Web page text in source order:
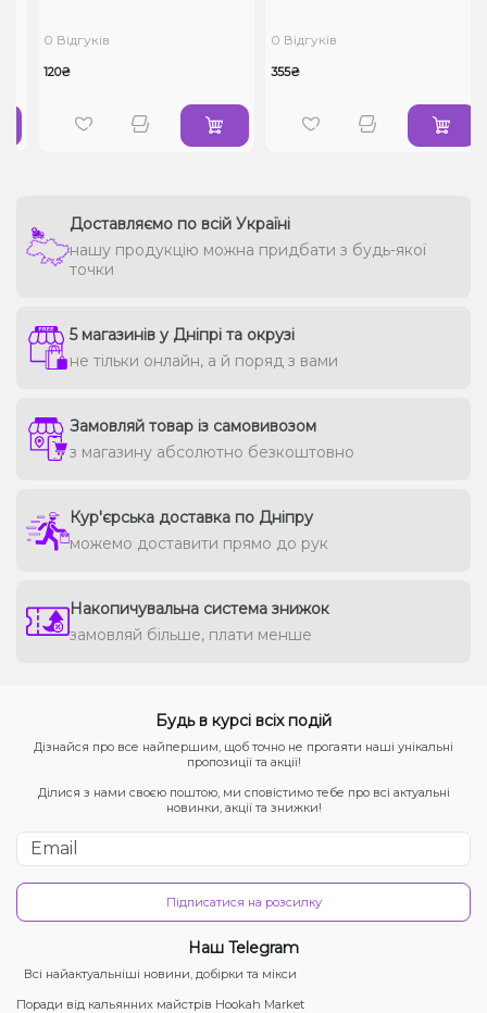
0 Відгуків
120₴
0 Відгуків
355₴
Доставляємо по всій Україні
нашу продукцію можна придбати з будь-якої
точки
5 магазинів у Дніпрі та окрузі
не тільки онлайн, а й поряд з вами
Замовляй товар із самовивозом
з магазину абсолютно безкоштовно
Кур'єрська доставка по Дніпру
можемо доставити прямо до рук
Накопичувальна система знижок
замовляй більше, плати менше
Будь в курсі всіх подій
Дізнайся про все найпершим, щоб точно не прогаяти наші унікальні
пропозиції та акції!
Ділися з нами своєю поштою, ми сповістимо тебе про всі актуальні
новинки, акції та знижки!
Підписатися на розсилку
Наш Telegram
Всі найактуальніші новини, добірки та мікси
Поради від кальянних майстрів Hookah Market